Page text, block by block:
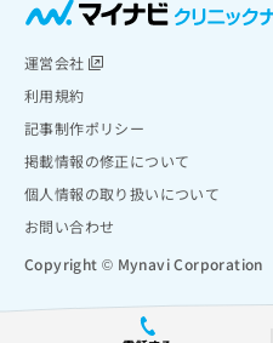
運営会社
利用規約
記事制作ポリシー
掲載情報の修正について
個人情報の取り扱いについて
お問い合わせ
Copyright © Mynavi Corporation